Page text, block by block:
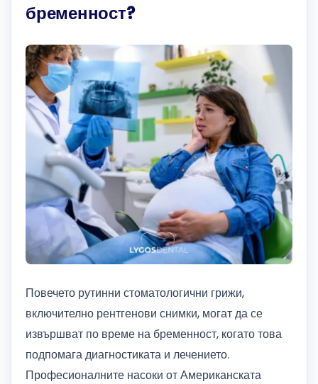
бременност?
Повечето рутинни стоматологични грижи,
включително рентгенови снимки, могат да се
извършват по време на бременност, когато това
подпомага диагностиката и лечението.
Професионалните насоки от Американската